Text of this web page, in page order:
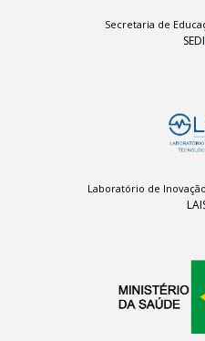
Secretaria de
Laboratório de